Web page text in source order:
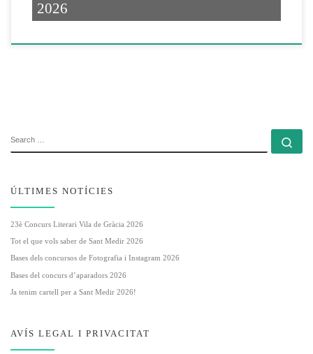
2026
ÚLTIMES NOTÍCIES
23è Concurs Literari Vila de Gràcia 2026
Tot el que vols saber de Sant Medir 2026
Bases dels concursos de Fotografia i Instagram 2026
Bases del concurs d’aparadors 2026
Ja tenim cartell per a Sant Medir 2026!
AVÍS LEGAL I PRIVACITAT